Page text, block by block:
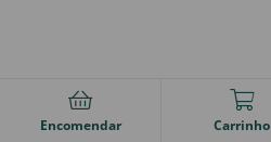
Encomendar Carrinho